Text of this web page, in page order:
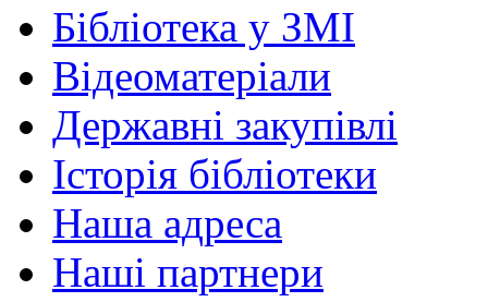
Бібліотека у ЗМІ
Відеоматеріали
Державні закупівлі
Історія бібліотеки
Наша адреса
Наші партнери